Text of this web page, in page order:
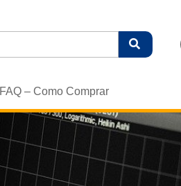
FAQ – Como Comprar